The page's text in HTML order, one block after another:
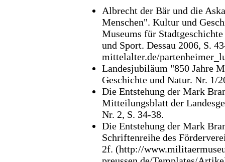
Albrecht der Bär und die
Menschen". Kultur und
Museums für
und Sport. Dessau 2006, S.
mittelalter.de/
Landesjubiläum "850 Jahre
Geschichte und Natur. Nr. 1/
Die Entstehung der Mark
Mitteilungsblatt der
Nr. 2, S. 34-38.
Die Entstehung der Mark
Schriftenreihe des
2f. (http://